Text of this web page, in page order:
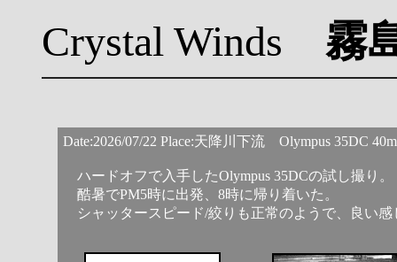
Crystal Winds 霧
Date:2026/07/22 Place:天降川下流 Olympus 35DC
ハードオフで入手したOlympus 35DCの試し撮り。
酷暑でPM5時に出発、8時に帰り着いた。
シャッタースピード/絞りも正常のようで、良い感